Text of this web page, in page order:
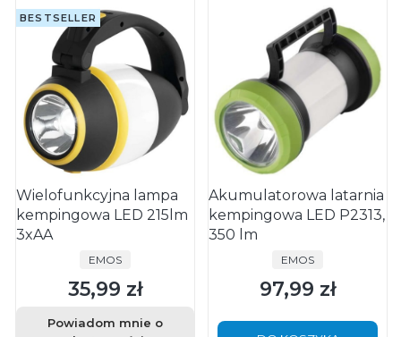
BESTSELLER
Wielofunkcyjna lampa
kempingowa LED 215lm
3xAA
PRODUCENT
EMOS
Cena
35,99 zł
Powiadom mnie o
Akumulatorowa latarnia
kempingowa LED P2313,
350 lm
PRODUCENT
EMOS
Cena
97,99 zł